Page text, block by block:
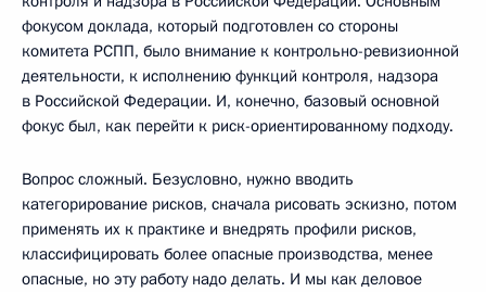
фокусом доклада, который подготовлен со стороны
комитета РСПП, было внимание к контрольно-ревизионной
деятельности, к исполнению функций контроля, надзора
в Российской Федерации. И, конечно, базовый основной
фокус был, как перейти к риск-ориентированному подходу.
Вопрос сложный. Безусловно, нужно вводить
категорирование рисков, сначала рисовать эскизно, потом
применять их к практике и внедрять профили рисков,
классифицировать более опасные производства, менее
опасные, но эту работу надо делать. И мы как деловое